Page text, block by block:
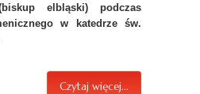
elbląski) podczas
w katedrze św.
Czytaj więcej...